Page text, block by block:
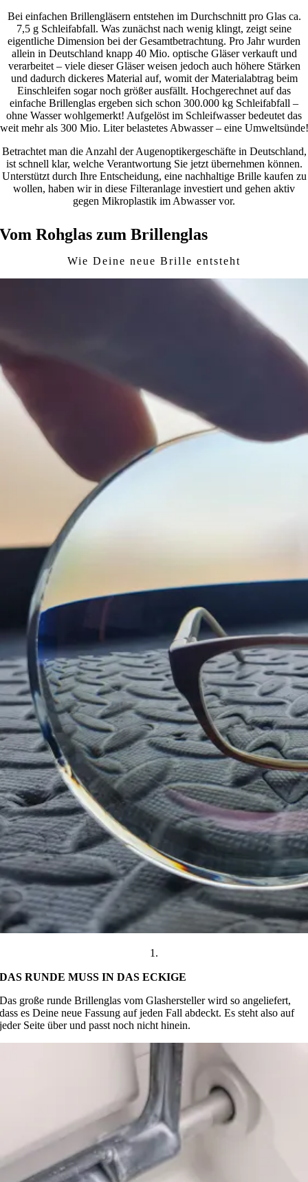
Bei einfachen Brillengläsern entstehen im Durchschnitt pro Glas ca.
7,5­ g Schleifabfall. Was zunächst nach wenig klingt, zeigt seine
eigentliche Dimension bei der Gesamtbetrachtung. Pro Jahr wurden
allein in Deutschland knapp 40­ Mio. optische Gläser verkauft und
verarbeitet – viele dieser Gläser weisen jedoch auch höhere Stärken
und dadurch dickeres Material auf, womit der Materialabtrag beim
Einschleifen sogar noch größer ausfällt. Hochgerechnet auf das
einfache Brillenglas ergeben sich schon 300.000­ kg Schleifabfall –
ohne Wasser wohlgemerkt! Aufgelöst im Schleifwasser bedeutet das
weit mehr als 300­ Mio. Liter belastetes Abwasser – eine Umweltsünde!
Betrachtet man die Anzahl der Augenoptikergeschäfte in Deutschland,
ist schnell klar, welche Verantwortung Sie jetzt übernehmen können.
Unterstützt durch Ihre Entscheidung, eine nachhaltige Brille kaufen zu
wollen, haben wir in diese Filteranlage investiert und gehen aktiv
gegen Mikroplastik im Abwasser vor.
Vom Rohglas zum Brillenglas
Wie Deine neue Brille entsteht
1.
DAS RUNDE MUSS IN DAS ECKIGE
Das große runde Brillenglas vom Glashersteller wird so angeliefert,
dass es Deine neue Fassung auf jeden Fall abdeckt. Es steht also auf
jeder Seite über und passt noch nicht hinein.